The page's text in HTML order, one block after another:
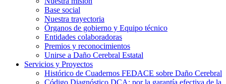
Base social
Nuestra trayectoria
Órganos de gobierno y Equipo técnico
Entidades colaboradoras
Premios y reconocimientos
Unirse a Daño Cerebral Estatal
Servicios y Proyectos
Histórico de Cuadernos FEDACE sobre Daño Cerebral
Código Diagnóstico DCA: por la garantía efectiva de la